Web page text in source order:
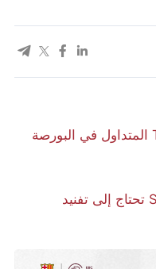
كيفية الاستثمار في صندوق TQQQ المتداول في البورصة